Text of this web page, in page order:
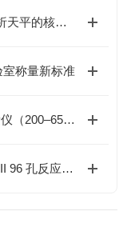
赛多利斯 Sartorius Quintix® Pro 系列分析天平的核心技术与应用特点
称量新标准
Implen N50 —— 专业微量核酸/蛋白定量仪（200–650 nm 全光谱）
高通量光化学的核心动力——Lumidox® II 96 孔反应平台为何如此受欢迎？